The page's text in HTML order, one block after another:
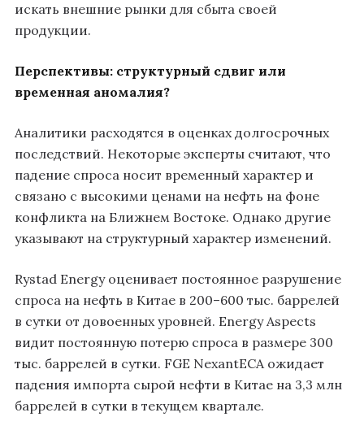
искать внешние рынки для сбыта своей
продукции.
Перспективы: структурный сдвиг или
временная аномалия?
Аналитики расходятся в оценках долгосрочных
последствий. Некоторые эксперты считают, что
падение спроса носит временный характер и
связано с высокими ценами на нефть на фоне
конфликта на Ближнем Востоке. Однако другие
указывают на структурный характер изменений.
Rystad Energy оценивает постоянное разрушение
спроса на нефть в Китае в 200–600 тыс. баррелей
в сутки от довоенных уровней. Energy Aspects
видит постоянную потерю спроса в размере 300
тыс. баррелей в сутки. FGE NexantECA ожидает
падения импорта сырой нефти в Китае на 3,3 млн
баррелей в сутки в текущем квартале.